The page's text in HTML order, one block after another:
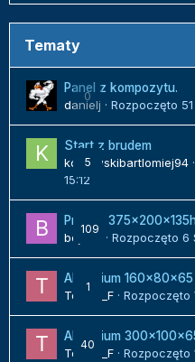
Tematy
0
Panel z kompozytu.
danielj · Rozpoczęto
5
Start z brudem
kozlowskibartlomiej94
15:12
109
Projekt 375x200x135h
bojack
· Rozpoczęto 6
1
Akwarium 160x80x65
Tomek_F · Rozpoczęto
40
Akwarium
Tomek_F · Rozpoczęto